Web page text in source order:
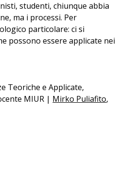
studenti, chiunque abbia
ma i processi. Per
particolare: ci si
possono essere applicate nei
Teoriche e Applicate,
MIUR | Mirko Puliafito,